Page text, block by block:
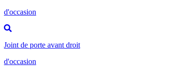
d'occasion
Joint de porte avant droit
d'occasion